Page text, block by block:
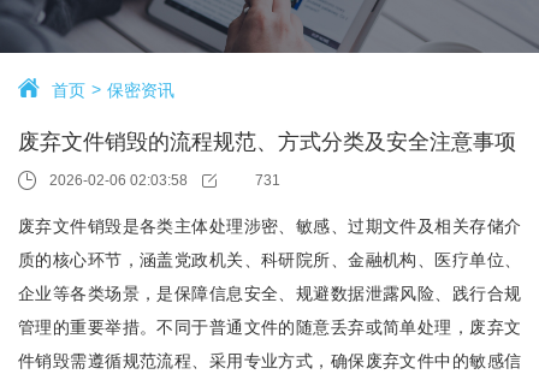
首页 保密资讯
废弃文件销毁的流程规范、方式分类及安全注意事项
2026-02-06 02:03:58 731
废弃文件销毁是各类主体处理涉密、敏感、过期文件及相关存储介
质的核心环节，涵盖党政机关、科研院所、金融机构、医疗单位、
企业等各类场景，是保障信息安全、规避数据泄露风险、践行合规
管理的重要举措。不同于普通文件的随意丢弃或简单处理，废弃文
件销毁需遵循规范流程、采用专业方式，确保废弃文件中的敏感信